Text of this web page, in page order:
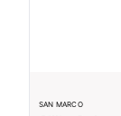
SAN MARCO